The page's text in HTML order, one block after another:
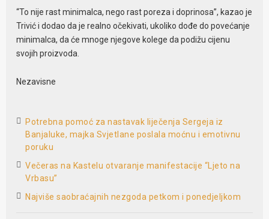
“To nije rast minimalca, nego rast poreza i doprinosa”, kazao je
Trivić i dodao da je realno očekivati, ukoliko dođe do povećanje
minimalca, da će mnoge njegove kolege da podižu cijenu
svojih proizvoda.
Nezavisne
Potrebna pomoć za nastavak liječenja Sergeja iz
Banjaluke, majka Svjetlane poslala moćnu i emotivnu
poruku
Večeras na Kastelu otvaranje manifestacije “Ljeto na
Vrbasu”
Najviše saobraćajnih nezgoda petkom i ponedjeljkom